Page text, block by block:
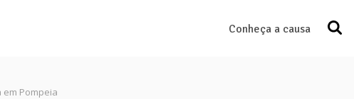
Conheça a causa
Pompeia